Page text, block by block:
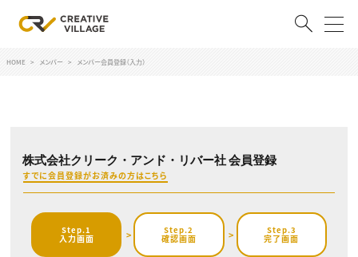
RECRUIT
クリエイター求人を探す
CREATIVE JOB求人検索
特集求人
採用説明会
HOME メンバー メンバー会員登録（入力）
株式会社クリーク・アンド・リバー社 会員登録
すでに会員登録がお済みの方はこちら
Step.1
入力画面
Step.2
確認画面
Step.3
完了画面